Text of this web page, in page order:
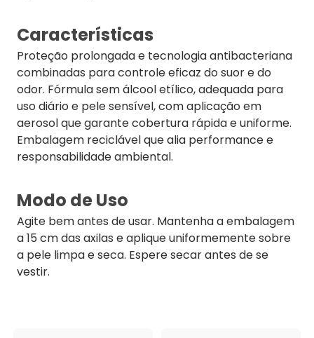
Características
Proteção prolongada e tecnologia antibacteriana
combinadas para controle eficaz do suor e do
odor. Fórmula sem álcool etílico, adequada para
uso diário e pele sensível, com aplicação em
aerosol que garante cobertura rápida e uniforme.
Embalagem reciclável que alia performance e
responsabilidade ambiental.
Modo de Uso
Agite bem antes de usar. Mantenha a embalagem
a 15 cm das axilas e aplique uniformemente sobre
a pele limpa e seca. Espere secar antes de se
vestir.